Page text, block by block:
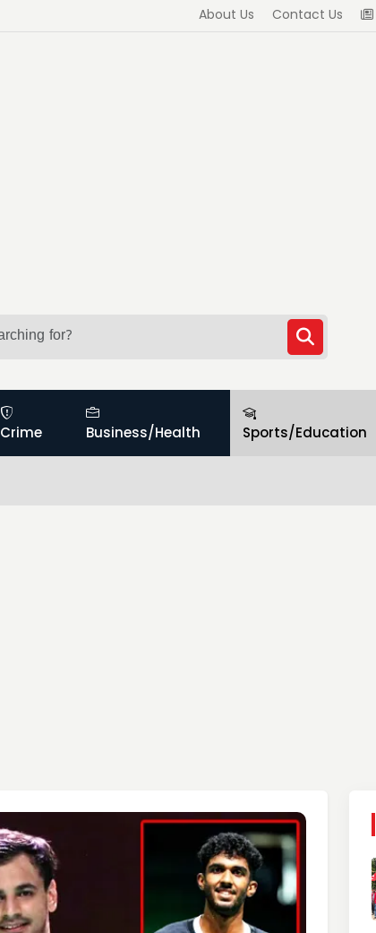
About Us Contact Us
Crime
Business/Health Sports/Education